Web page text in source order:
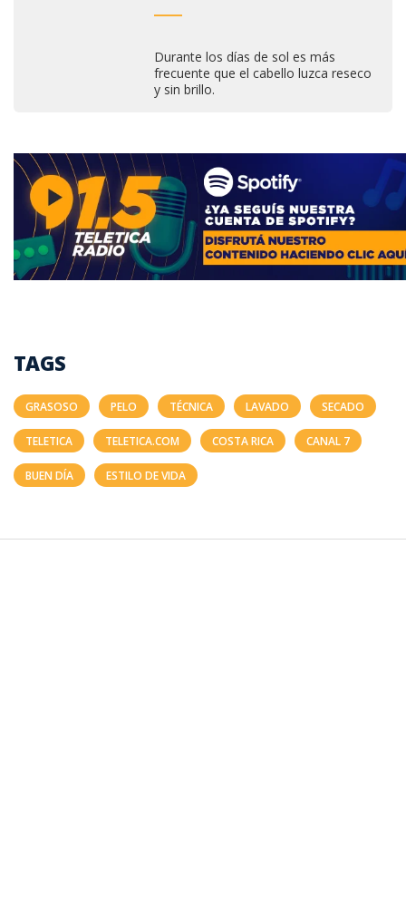
Durante los días de sol es más
frecuente que el cabello luzca reseco
y sin brillo.
TAGS
GRASOSO PELO TÉCNICA LAVADO SECADO
TELETICA TELETICA.COM COSTA RICA CANAL 7
BUEN DÍA ESTILO DE VIDA